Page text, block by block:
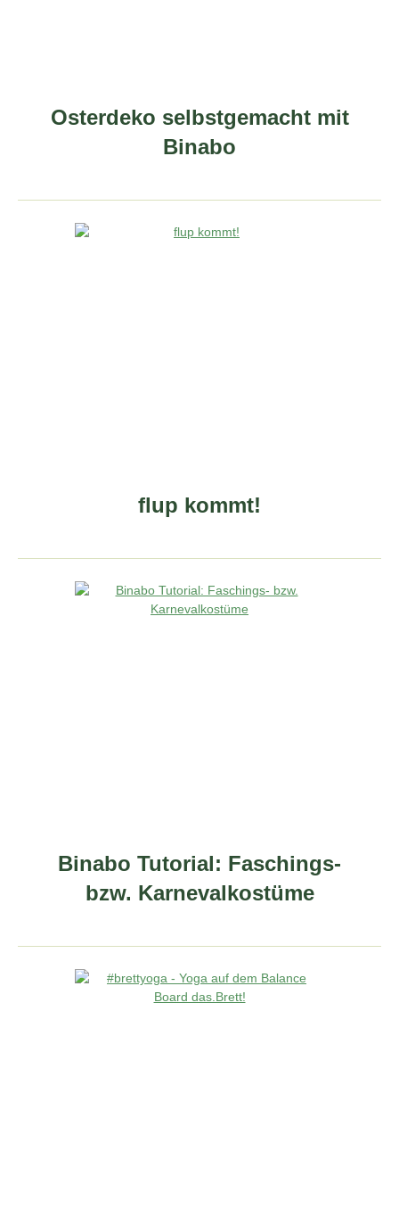
Osterdeko selbstgemacht mit
Binabo
flup kommt!
Binabo Tutorial: Faschings-
bzw. Karnevalkostüme